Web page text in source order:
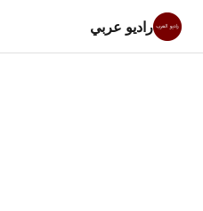
راديو عربي